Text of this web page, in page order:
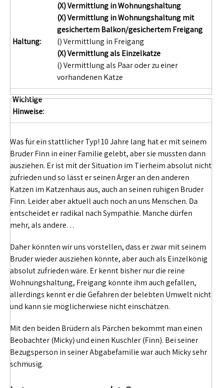
Haltung:
(X) Vermittlung in Wohnungshaltung
(X) Vermittlung in Wohnungshaltung mit
gesichertem Balkon/gesichertem Freigang
() Vermittlung in Freigang
(X) Vermittlung als Einzelkatze
() Vermittlung als Paar oder zu einer
vorhandenen Katze
Wichtige
Hinweise:
Was für ein stattlicher Typ! 10 Jahre lang hat er mit seinem
Bruder Finn in einer Familie gelebt, aber sie mussten dann
ausziehen. Er ist mit der Situation im Tierheim absolut nicht
zufrieden und so lässt er seinen Ärger an den anderen
Katzen im Katzenhaus aus, auch an seinen ruhigen Bruder
Finn. Leider aber aktuell auch noch an uns Menschen. Da
entscheidet er radikal nach Sympathie. Manche dürfen
mehr, als andere…
Daher könnten wir uns vorstellen, dass er zwar mit seinem
Bruder wieder ausziehen könnte, aber auch als Einzelkönig
absolut zufrieden wäre. Er kennt bisher nur die reine
Wohnungshaltung, Freigang könnte ihm auch gefallen,
allerdings kennt er die Gefahren der belebten Umwelt nicht
und kann sie möglicherwiese nicht einschätzen.
Mit den beiden Brüdern als Pärchen bekommt man einen
Beobachter (Micky) und einen Kuschler (Finn). Bei seiner
Bezugsperson in seiner Abgabefamilie war auch Micky sehr
schmusig.